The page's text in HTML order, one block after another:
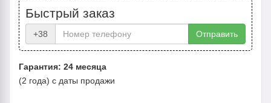
Быстрый заказ
+38 Отправить
Гарантия: 24 месяца
(2 года) с даты продажи